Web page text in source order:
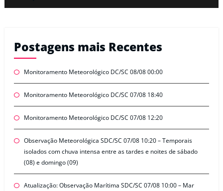
Postagens mais Recentes
Monitoramento Meteorológico DC/SC 08/08 00:00
Monitoramento Meteorológico DC/SC 07/08 18:40
Monitoramento Meteorológico DC/SC 07/08 12:20
Observação Meteorológica SDC/SC 07/08 10:20 – Temporais
isolados com chuva intensa entre as tardes e noites de sábado
(08) e domingo (09)
Atualização: Observação Marítima SDC/SC 07/08 10:00 – Mar